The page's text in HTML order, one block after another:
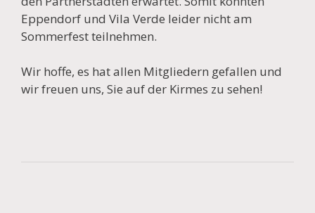
Eppendorf und Vila Verde leider nicht am
Sommerfest teilnehmen.
Wir hoffe, es hat allen Mitgliedern gefallen und
wir freuen uns, Sie auf der Kirmes zu sehen!